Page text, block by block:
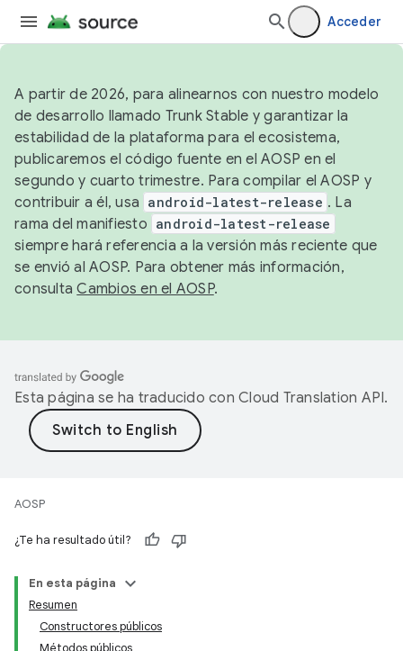
Acceder
A partir de 2026, para alinearnos con nuestro modelo
de desarrollo llamado Trunk Stable y garantizar la
estabilidad de la plataforma para el ecosistema,
publicaremos el código fuente en el AOSP en el
segundo y cuarto trimestre. Para compilar el AOSP y
contribuir a él, usa android-latest-release . La
rama del manifiesto android-latest-release
siempre hará referencia a la versión más reciente que
se envió al AOSP. Para obtener más información,
consultaCambios en el AOSP.
Esta página se ha traducido con Cloud Translation API.
AOSP
¿Te ha resultado útil?
En esta página
Resumen
Constructores públicos
Métodos públicos